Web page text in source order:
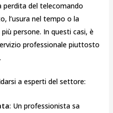
perdita del telecomando
l’usura nel tempo o la
persone. In questi casi, è
professionale piuttosto
a esperti del settore:
: Un professionista sa